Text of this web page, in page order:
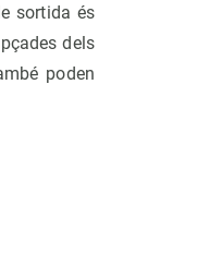
sortida és
dels
poden